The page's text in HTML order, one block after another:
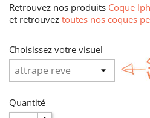
Retrouvez nos produits Coque
et retrouvez toutes nos coques
Choisissez votre visuel
Quantité